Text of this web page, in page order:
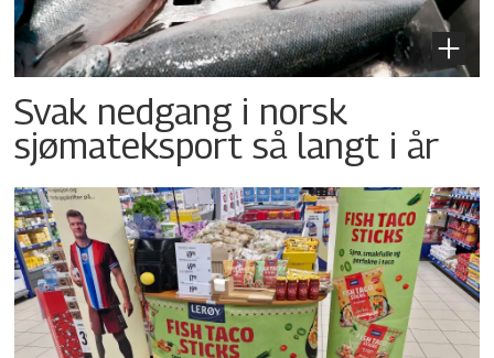
Svak nedgang i norsk
sjømateksport så langt i år